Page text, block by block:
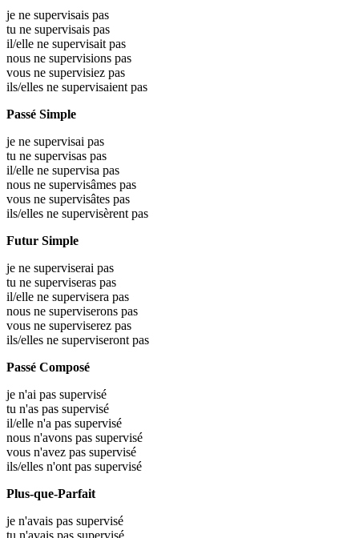
je ne supervisais pas
tu ne supervisais pas
il/elle ne supervisait pas
nous ne supervisions pas
vous ne supervisiez pas
ils/elles ne supervisaient pas
Passé Simple
je ne supervisai pas
tu ne supervisas pas
il/elle ne supervisa pas
nous ne supervisâmes pas
vous ne supervisâtes pas
ils/elles ne supervisèrent pas
Futur Simple
je ne superviserai pas
tu ne superviseras pas
il/elle ne supervisera pas
nous ne superviserons pas
vous ne superviserez pas
ils/elles ne superviseront pas
Passé Composé
je n'ai pas supervisé
tu n'as pas supervisé
il/elle n'a pas supervisé
nous n'avons pas supervisé
vous n'avez pas supervisé
ils/elles n'ont pas supervisé
Plus-que-Parfait
je n'avais pas supervisé
tu n'avais pas supervisé